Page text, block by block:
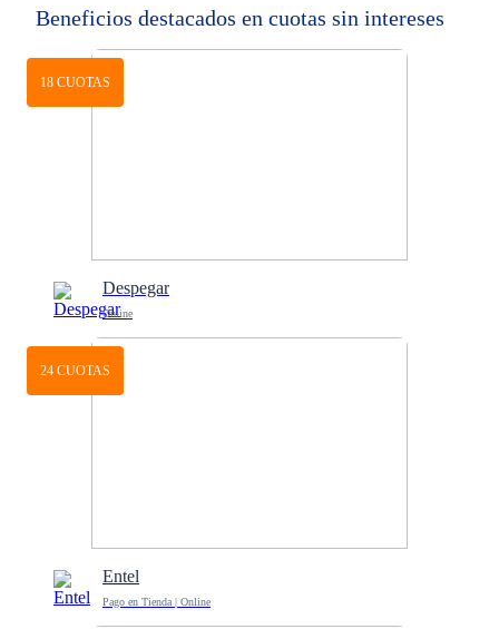
Beneficios destacados en cuotas sin intereses
18 CUOTAS
Despegar
Online
24 CUOTAS
Entel
Pago en Tienda | Online